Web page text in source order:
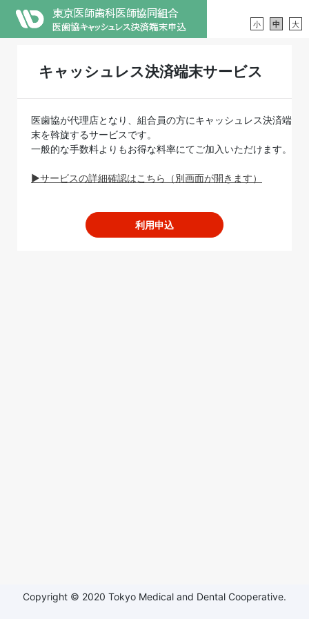
小 中 大
キャッシュレス決済端末サービス
医歯協が代理店となり、組合員の方にキャッシュレス決済端
末を斡旋するサービスです。
一般的な手数料よりもお得な料率にてご加入いただけます。
▶サービスの詳細確認はこちら（別画面が開きます）
利用申込
Copyright © 2020 Tokyo Medical and Dental Cooperative.